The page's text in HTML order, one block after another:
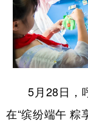
5月28日，呼
在“缤纷端午 粽